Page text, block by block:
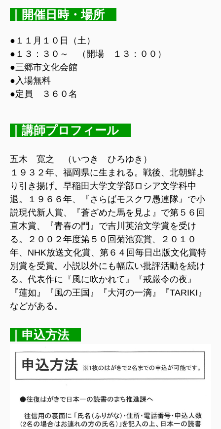
｜開催日時・場所
●１１月１０日（土）
●１３：３０～ （開場 １３：００）
●三郷市文化会館
●入場無料
●定員 ３６０名
｜講師プロフィール
五木 寛之 （いつき ひろゆき）
１９３２年、福岡県に生まれる。戦後、北朝鮮よ
り引き揚げ。早稲田大学文学部ロシア文学科中
退。１９６６年、『さらばモスクワ愚連隊』で小
説現代新人賞、『蒼ざめた馬を見よ』で第５６回
直木賞、『青春の門』で吉川英治文学賞を受け
る。２００２年度第５０回菊池寛賞、２０１０
年、NHK放送文化賞、第６４回毎日出版文化賞特
別賞を受賞。小説以外にも幅広い批評活動を続け
る。代表作に『風に吹かれて』『戒厳令の夜』
『蓮如』『風の王国』『大河の一滴』『TARIKI』
などがある。
｜申込方法